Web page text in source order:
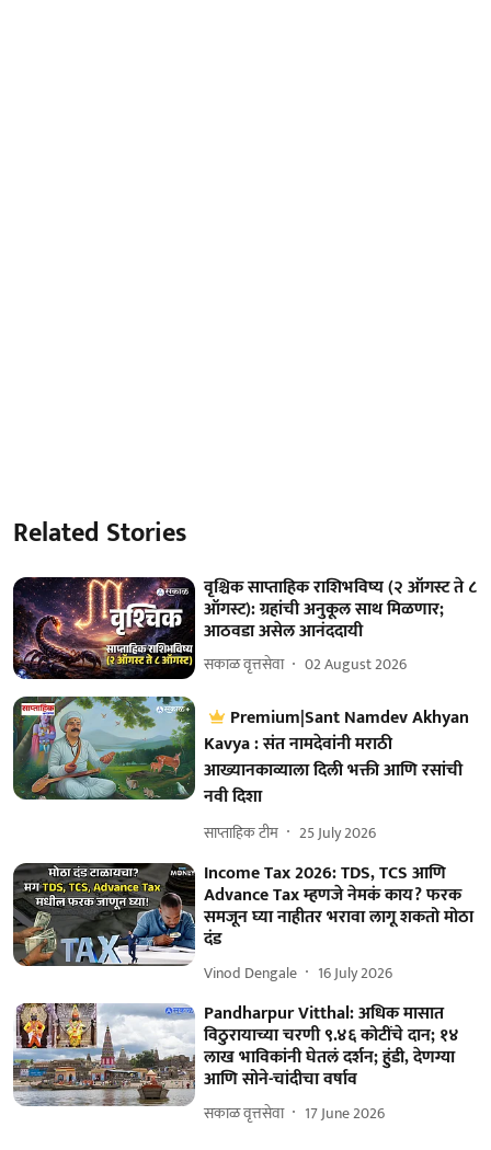
Related Stories
वृश्चिक साप्ताहिक राशिभविष्य (२ ऑगस्ट ते ८
ऑगस्ट): ग्रहांची अनुकूल साथ मिळणार;
आठवडा असेल आनंददायी
सकाळ वृत्तसेवा 02 August 2026
Premium|Sant Namdev Akhyan
Kavya : संत नामदेवांनी मराठी
आख्यानकाव्याला दिली भक्ती आणि रसांची
नवी दिशा
साप्ताहिक टीम 25 July 2026
Income Tax 2026: TDS, TCS आणि
Advance Tax म्हणजे नेमकं काय? फरक
समजून घ्या नाहीतर भरावा लागू शकतो मोठा
दंड
Vinod Dengale 16 July 2026
Pandharpur Vitthal: अधिक मासात
विठुरायाच्या चरणी ९.४६ कोटींचे दान; १४
लाख भाविकांनी घेतलं दर्शन; हुंडी, देणग्या
आणि सोने-चांदीचा वर्षाव
सकाळ वृत्तसेवा 17 June 2026